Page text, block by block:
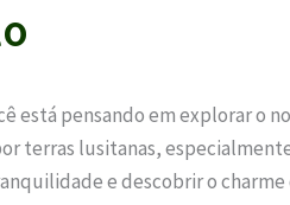
está pensando em explorar o
terras lusitanas,
e descobrir o